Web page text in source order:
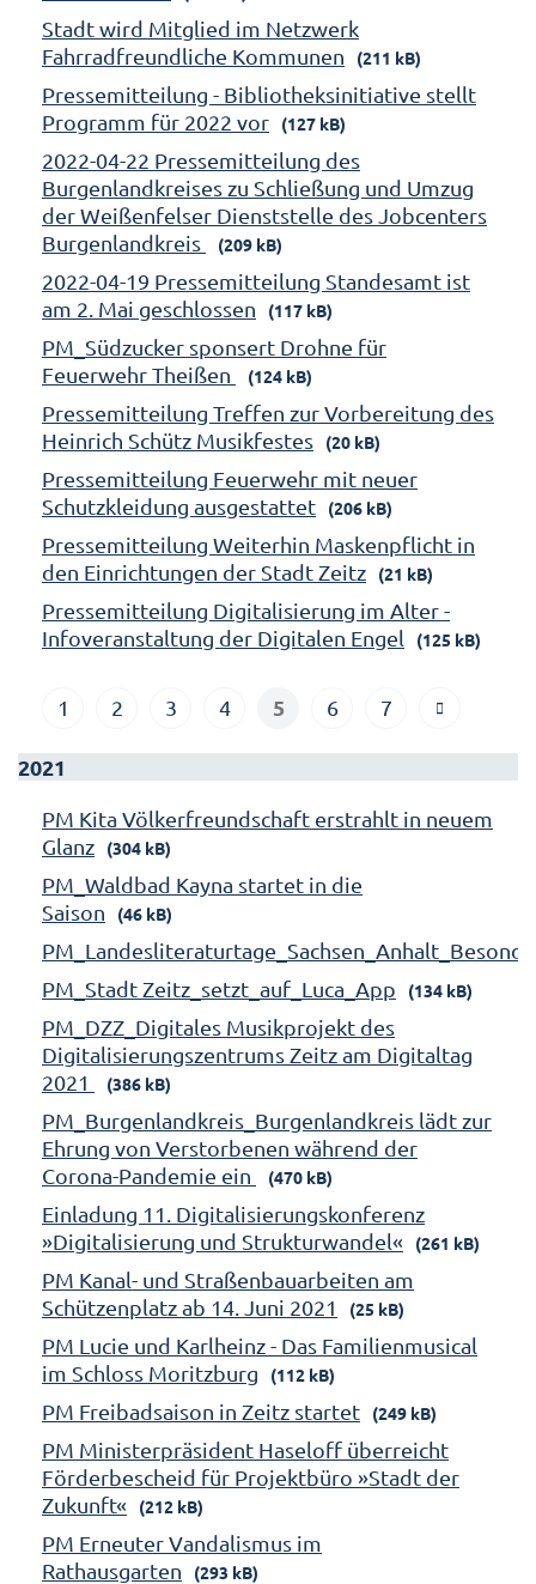
Stadt wird Mitglied im Netzwerk
Fahrradfreundliche Kommunen
(211 kB)
Pressemitteilung - Bibliotheksinitiative stellt
Programm für 2022 vor
(127 kB)
2022-04-22 Pressemitteilung des
Burgenlandkreises zu Schließung und Umzug
der Weißenfelser Dienststelle des Jobcenters
Burgenlandkreis
(209 kB)
2022-04-19 Pressemitteilung Standesamt ist
am 2. Mai geschlossen
(117 kB)
PM_Südzucker sponsert Drohne für
Feuerwehr Theißen
(124 kB)
Pressemitteilung Treffen zur Vorbereitung des
Heinrich Schütz Musikfestes
(20 kB)
Pressemitteilung Feuerwehr mit neuer
Schutzkleidung ausgestattet
(206 kB)
Pressemitteilung Weiterhin Maskenpflicht in
den Einrichtungen der Stadt Zeitz
(21 kB)
Pressemitteilung Digitalisierung im Alter -
Infoveranstaltung der Digitalen Engel
(125 kB)
1 2 3 4 5 6 7
2021
PM Kita Völkerfreundschaft erstrahlt in neuem
Glanz
(304 kB)
PM_Waldbad Kayna startet in die
Saison
(46 kB)
PM_Stadt Zeitz_setzt_auf_Luca_App
(134 kB)
PM_DZZ_Digitales Musikprojekt des
Digitalisierungszentrums Zeitz am Digitaltag
2021
(386 kB)
PM_Burgenlandkreis_Burgenlandkreis lädt zur
Ehrung von Verstorbenen während der
Corona-Pandemie ein
(470 kB)
Einladung 11. Digitalisierungskonferenz
»Digitalisierung und Strukturwandel«
(261 kB)
PM Kanal- und Straßenbauarbeiten am
Schützenplatz ab 14. Juni 2021
(25 kB)
PM Lucie und Karlheinz - Das Familienmusical
im Schloss Moritzburg
(112 kB)
PM Freibadsaison in Zeitz startet (249 kB)
PM Ministerpräsident Haseloff überreicht
Förderbescheid für Projektbüro »Stadt der
Zukunft«
(212 kB)
PM Erneuter Vandalismus im
Rathausgarten
(293 kB)